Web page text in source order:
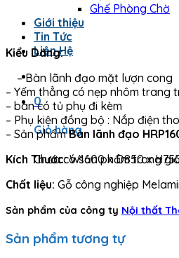
Ghế Phòng Chờ
Giới thiệu
Tin Tức
Liên Hệ
0
Giỏ hàng
Chưa có sản phẩm trong
Kiểu Dáng:
– Bàn lãnh đạo mặt lượn cong
– Yếm thẳng có nẹp nhôm trang
– bàn có tủ phụ đi kèm
– Phụ kiện đồng bộ : Nắp điện
– Sản phẩmBàn lãnh đạo
Kích Thước:W1600 x D850 x
Chất liệu: Gỗ công nghiệp
Sản phẩm của công ty Nội thất
Sản phẩm tương tự